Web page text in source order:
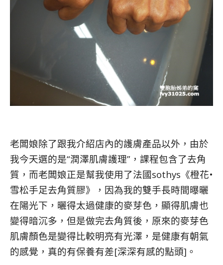
老闆娘除了跟我介紹店內的護膚產品以外，由於
我今天選的是“潤澤肌膚護理”，課程包含了去角
質，而老闆娘正是幫我使用了法國sothys《橙花•
雪松手足去角質膠》，因為我的雙手長時間曝曬
在陽光下，曬得太過健康的麥芽色，顯得肌膚也
變得暗沉多，但是做完去角質後，原來的麥芽色
肌膚顏色是變得比較明亮有光澤，是健康有朝氣
的感覺，真的有保養有差[深深有感的點頭]。